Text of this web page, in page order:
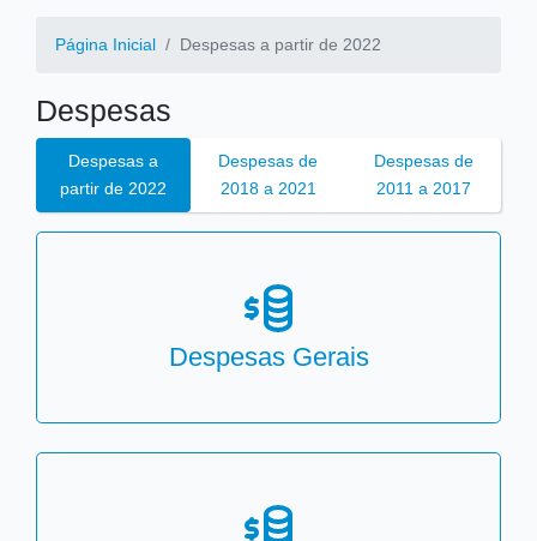
Página Inicial Despesas a partir de 2022
Despesas
Despesas a
partir de 2022
Despesas de
2018 a 2021
Despesas de
2011 a 2017
Despesas Gerais